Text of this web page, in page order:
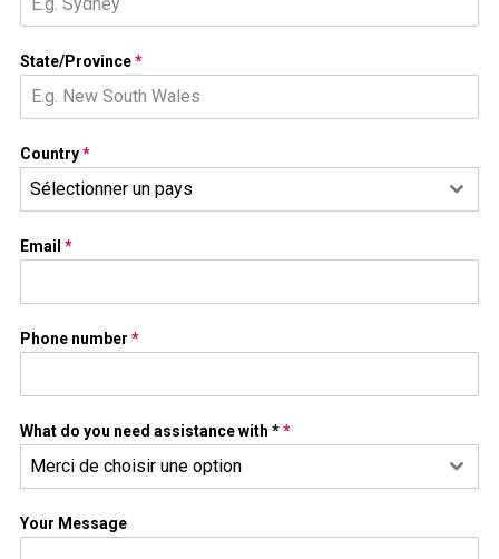
State/Province*
Country*
Sélectionner un pays
Email *
Phone number *
What do you need assistance with **
Merci de choisir une option
Your Message